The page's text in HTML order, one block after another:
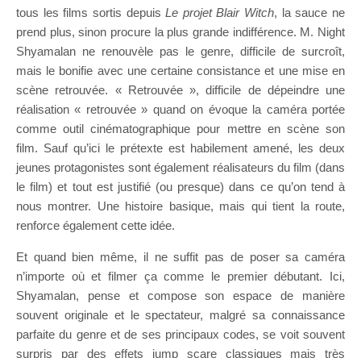
tous les films sortis depuisLe projet Blair Witch, la sauce ne
prend plus, sinon procure la plus grande indifférence. M. Night
Shyamalan ne renouvèle pas le genre, difficile de surcroît,
mais le bonifie avec une certaine consistance et une mise en
scène retrouvée. « Retrouvée », difficile de dépeindre une
réalisation « retrouvée » quand on évoque la caméra portée
comme outil cinématographique pour mettre en scène son
film. Sauf qu’ici le prétexte est habilement amené, les deux
jeunes protagonistes sont également réalisateurs du film (dans
le film) et tout est justifié (ou presque) dans ce qu’on tend à
nous montrer. Une histoire basique, mais qui tient la route,
renforce également cette idée.
Et quand bien même, il ne suffit pas de poser sa caméra
n’importe où et filmer ça comme le premier débutant. Ici,
Shyamalan, pense et compose son espace de manière
souvent originale et le spectateur, malgré sa connaissance
parfaite du genre et de ses principaux codes, se voit souvent
surpris par des effets jump scare classiques mais très